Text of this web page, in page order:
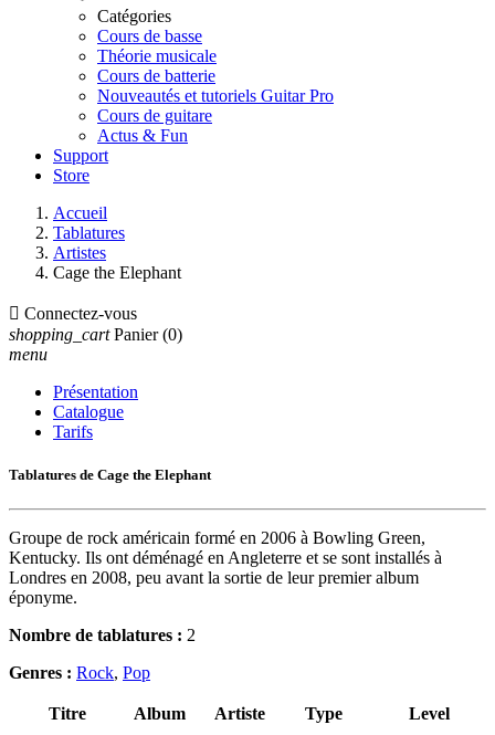
Catégories
Cours de basse
Théorie musicale
Cours de batterie
Nouveautés et tutoriels Guitar Pro
Cours de guitare
Actus & Fun
Support
Store
Accueil
Tablatures
Artistes
Cage the Elephant
 Connectez-vous
shopping_cart Panier (0)
menu
Présentation
Catalogue
Tarifs
Tablatures de Cage the Elephant
Groupe de rock américain formé en 2006 à Bowling Green,
Kentucky. Ils ont déménagé en Angleterre et se sont installés à
Londres en 2008, peu avant la sortie de leur premier album
éponyme.
Nombre de tablatures : 2
Genres : Rock, Pop
Titre Album Artiste Type
Level